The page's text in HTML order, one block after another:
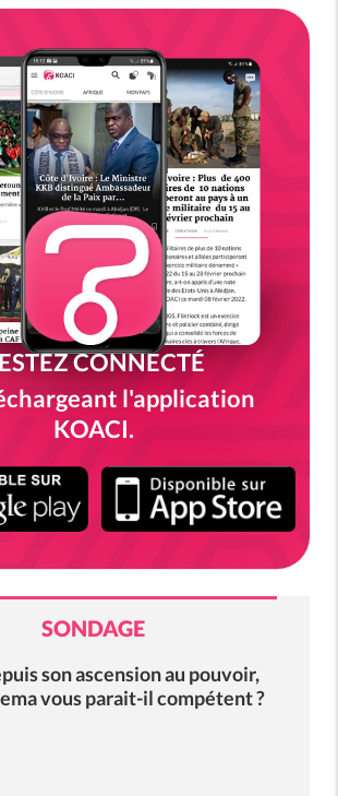
CONNECTÉ
l'application
KOACI.
SONDAGE
son ascension au pouvoir,
vous parait-il compétent ?